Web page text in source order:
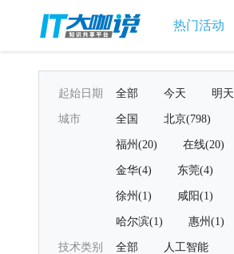
热门活动
起始日期 全部 今天 明天
城市 全国 北京(798)
福州(20) 在线(20)
金华(4) 东莞(4)
徐州(1) 咸阳(1)
哈尔滨(1) 惠州(1)
技术类别 全部 人工智能